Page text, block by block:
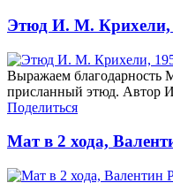
Этюд И. М. Крихели,
Выражаем благодарность
присланный этюд. Автор
Поделиться
Мат в 2 хода,